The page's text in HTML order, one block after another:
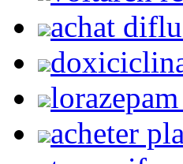
achat
acheter